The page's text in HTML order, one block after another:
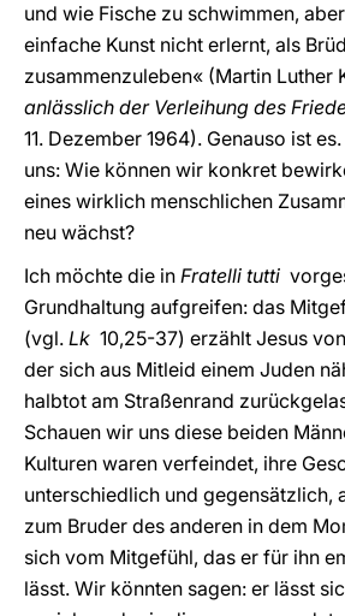
und wie Fische zu schwimmen,
einfache Kunst nicht erlernt, als
zusammenzuleben« (Martin Luther
anlässlich der Verleihung des
11. Dezember 1964). Genauso ist
uns: Wie können wir konkret
eines wirklich menschlichen
neu wächst?
Ich möchte die in Fratelli tutti
Grundhaltung aufgreifen: das
(vgl. Lk 10,25-37) erzählt Jesus
der sich aus Mitleid einem Juden
halbtot am Straßenrand
Schauen wir uns diese beiden
Kulturen waren verfeindet, ihre
unterschiedlich und gegensätzlich,
zum Bruder des anderen in dem
sich vom Mitgefühl, das er für ihn
lässt. Wir könnten sagen: er lässt